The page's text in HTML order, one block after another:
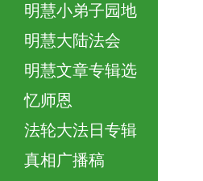
明慧小弟子园地
明慧大陆法会
明慧文章专辑选
忆师恩
法轮大法日专辑
真相广播稿